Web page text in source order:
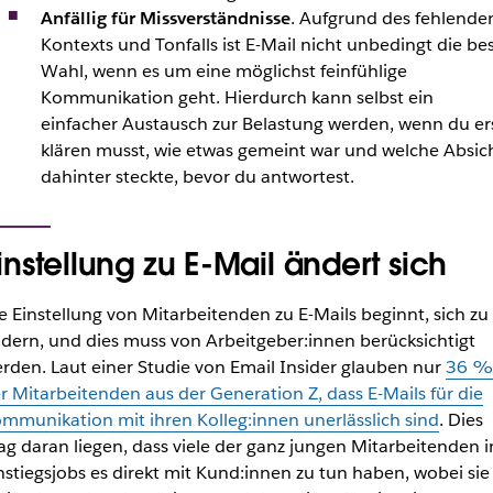
Anfällig für Missverständnisse. Aufgrund des
Kontexts und Tonfalls ist E-Mail nicht unbedingt die
Wahl, wenn es um eine möglichst feinfühlige
Kommunikation geht. Hierdurch kann selbst ein
einfacher Austausch zur Belastung werden, wenn du
klären musst, wie etwas gemeint war und welche
dahinter steckte, bevor du antwortest.
zu E-Mail ändert sich
Einstellung von Mitarbeitenden zu E-Mails beginnt, sich zu
und dies muss von Arbeitgeber:innen berücksichtigt
Laut einer Studie von Email Insider glauben nur36 %
Mitarbeitenden aus der Generation Z, dass E-Mails für die
mit ihren Kolleg:innen unerlässlich sind. Dies
daran liegen, dass viele der ganz jungen Mitarbeitenden
es direkt mit Kund:innen zu tun haben, wobei sie